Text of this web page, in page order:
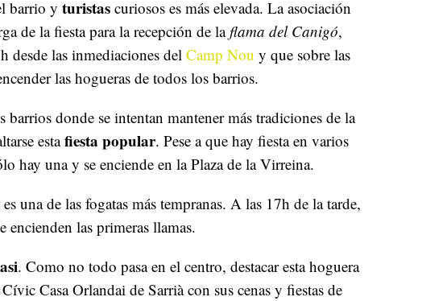
barrio y turistas curiosos es más elevada. La asociación
de la fiesta para la recepción de laflama del Canigó,
desde las inmediaciones del Camp Nou y que sobre las
las hogueras de todos los barrios.
barrios donde se intentan mantener más tradiciones de la
estafiesta popular. Pese a que hay fiesta en varios
hay una y se enciende en la Plaza de la Virreina.
una de las fogatas más tempranas. A las 17h de la tarde,
encienden las primeras llamas.
. Como no todo pasa en el centro, destacar esta hoguera
Casa Orlandai de Sarrià con sus cenas y fiestas de